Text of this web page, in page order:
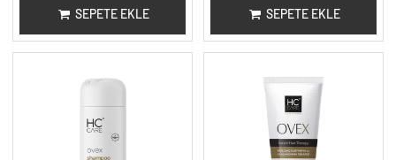
SEPETE EKLE SEPETE EKLE